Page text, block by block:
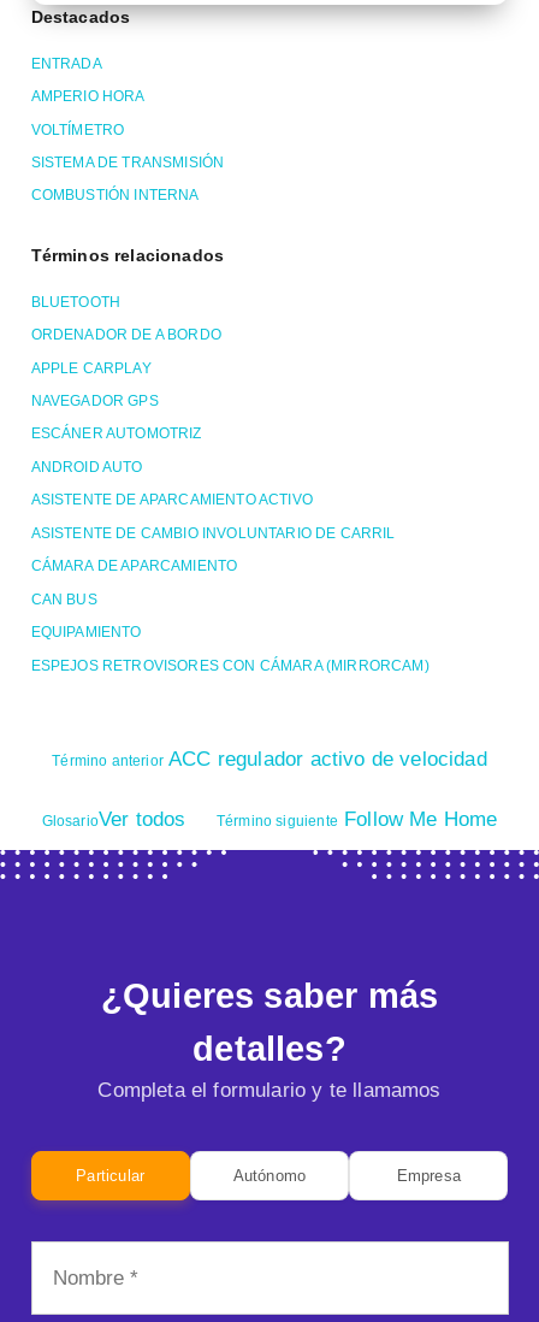
Destacados
ENTRADA
AMPERIO HORA
VOLTÍMETRO
SISTEMA DE TRANSMISIÓN
COMBUSTIÓN INTERNA
Términos relacionados
BLUETOOTH
ORDENADOR DE A BORDO
APPLE CARPLAY
NAVEGADOR GPS
ESCÁNER AUTOMOTRIZ
ANDROID AUTO
ASISTENTE DE APARCAMIENTO ACTIVO
ASISTENTE DE CAMBIO INVOLUNTARIO DE CARRIL
CÁMARA DE APARCAMIENTO
CAN BUS
EQUIPAMIENTO
ESPEJOS RETROVISORES CON CÁMARA (MIRRORCAM)
Término anteriorACC regulador activo de velocidad
GlosarioVer todos Término siguiente Follow Me Home
¿Quieres saber más
detalles?
Completa el formulario y te llamamos
Particular Autónomo Empresa